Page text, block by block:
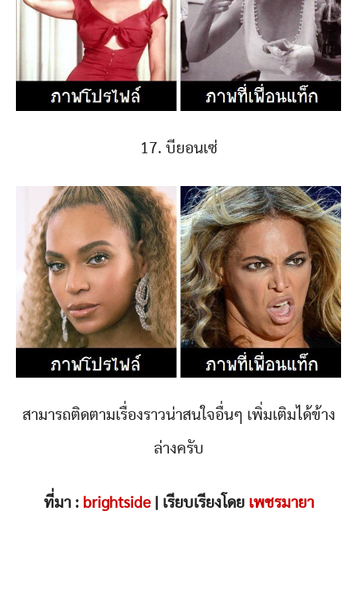
17. บียอนเซ่
สามารถติดตามเรื่องราวน่าสนใจอื่นๆ เพิ่มเติมได้ข้าง
ล่างครับ
ที่มา : brightside| เรียบเรียงโดย เพชรมายา